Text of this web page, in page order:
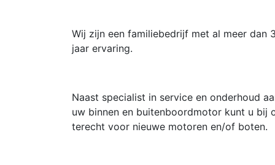
Wij zijn een familiebedrijf met al meer dan
jaar ervaring.
Naast specialist in service en onderhoud
uw binnen en buitenboordmotor kunt u bij
terecht voor nieuwe motoren en/of boten.